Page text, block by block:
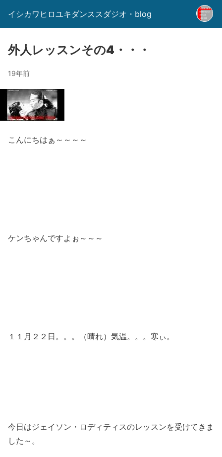
イシカワヒロユキダンススダジオ・blog
外人レッスンその4・・・
19年前
こんにちはぁ～～～～
ケンちゃんですよぉ～～～
１１月２２日。。。（晴れ）気温。。。寒ぃ。
今日はジェイソン・ロディティスのレッスンを受けてきま
した～。